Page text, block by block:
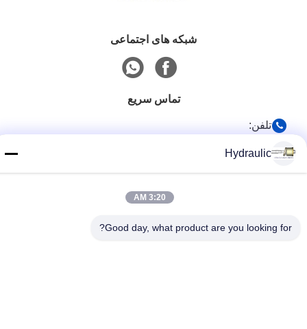
شبکه های اجتماعی
تماس سریع
تلفن:
پست الکترونیک
admin@hlhydraulics.com
Hydraulic
3:20 AM
Good day, what product are you looking for?